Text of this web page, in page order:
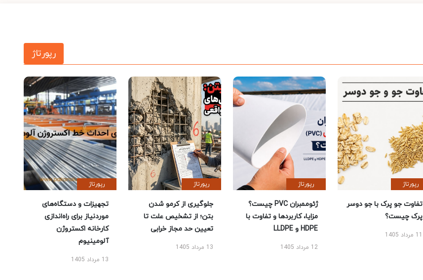
رپورتاژ
رپورتاژ
تفاوت جو پرک با جو دوسر
پرک چیست؟
11 مرداد 1405
رپورتاژ
ژئوممبران PVC چیست؟
مزایا، کاربردها و تفاوت با
HDPE و LLDPE
12 مرداد 1405
رپورتاژ
جلوگیری از کرمو شدن
بتن؛ از تشخیص علت تا
تعیین حد مجاز خرابی
13 مرداد 1405
رپورتاژ
تجهیزات و دستگاه‌های
موردنیاز برای راه‌اندازی
کارخانه اکستروژن
آلومینیوم
13 مرداد 1405